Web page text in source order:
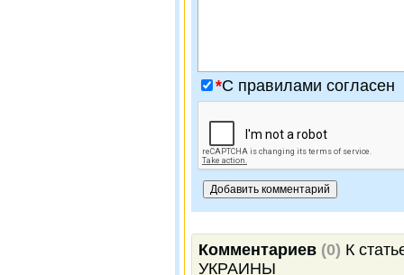
*C правилами согласен
Комментариев (0) К
УКРАИНЫ